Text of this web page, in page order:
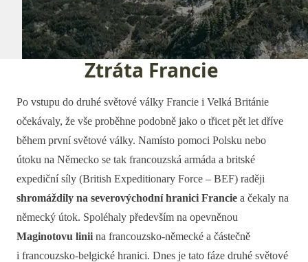
Ztráta Francie
Po vstupu do druhé světové války Francie i Velká Británie
očekávaly, že vše proběhne podobně jako o třicet pět let dříve
během první světové války. Namísto pomoci Polsku nebo
útoku na Německo se tak francouzská armáda a britské
expediční síly (British Expeditionary Force – BEF) raději
shromáždily na severovýchodní hranici Francie a čekaly na
německý útok. Spoléhaly především na opevněnou
Maginotovu linii na francouzsko-německé a částečně
i francouzsko-belgické hranici. Dnes je tato fáze druhé světové